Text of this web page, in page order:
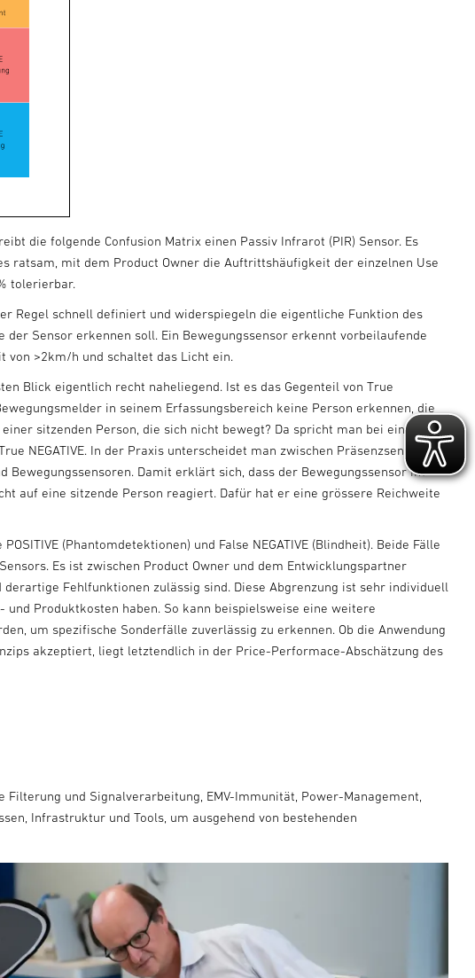
die folgende Confusion Matrix einen Passiv Infrarot (PIR) Sensor. Es
ratsam, mit dem Product Owner die Auftrittshäufigkeit der einzelnen Use
tolerierbar.
Regel schnell definiert und widerspiegeln die eigentliche Funktion des
der Sensor erkennen soll. Ein Bewegungssensor erkennt vorbeilaufende
von >2km/h und schaltet das Licht ein.
Blick eigentlich recht naheliegend. Ist es das Gegenteil von True
in seinem Erfassungsbereich keine Person erkennen, die
sitzenden Person, die sich nicht bewegt? Da spricht man bei einem
NEGATIVE. In der Praxis unterscheidet man zwischen Präsenzsensoren
Bewegungssensoren. Damit erklärt sich, dass der Bewegungssensor im
auf eine sitzende Person reagiert. Dafür hat er eine grössere Reichweite
(Phantomdetektionen) und False NEGATIVE (Blindheit). Beide Fälle
Es ist zwischen Product Owner und dem Entwicklungspartner
Fehlfunktionen zulässig sind. Diese Abgrenzung ist sehr individuell
und Produktkosten haben. So kann beispielsweise eine weitere
um spezifische Sonderfälle zuverlässig zu erkennen. Ob die Anwendung
akzeptiert, liegt letztendlich in der Price-Performace-Abschätzung des
und Signalverarbeitung, EMV-Immunität, Power-Management,
Infrastruktur und Tools, um ausgehend von bestehenden